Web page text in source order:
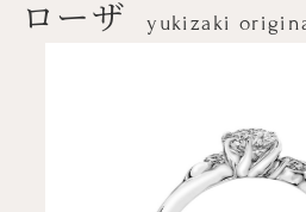
ローザ yukizaki